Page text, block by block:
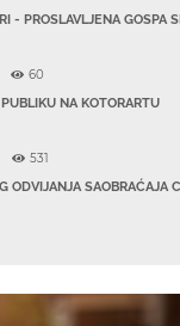
- PROSLAVLJENA GOSPA
60
NA KOTORARTU
531
ODVIJANJA SAOBRAĆAJA